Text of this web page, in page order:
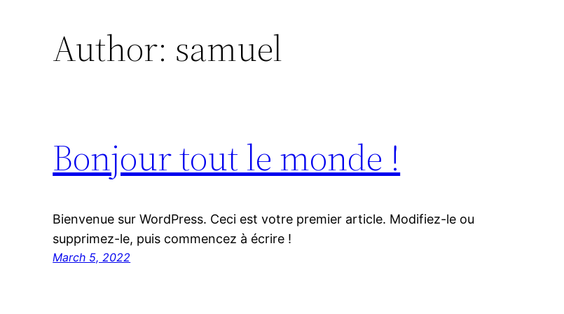
Author: samuel
Bonjour tout le monde !
Bienvenue sur WordPress. Ceci est votre premier article. Modifiez-le ou
supprimez-le, puis commencez à écrire !
March 5, 2022